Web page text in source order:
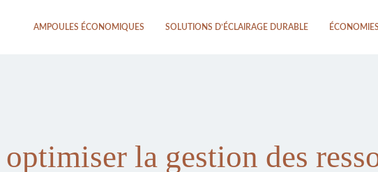
AMPOULES ÉCONOMIQUES SOLUTIONS D’ÉCLAIRAGE DURABLE
la gestion des